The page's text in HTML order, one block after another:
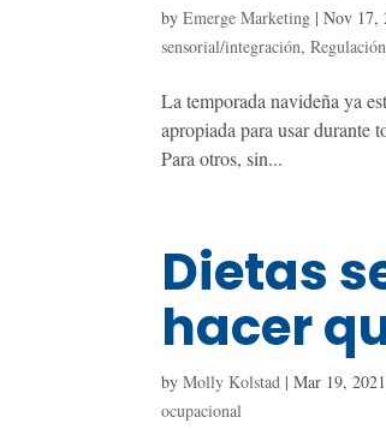
byEmerge Marketing |Nov 17,
sensorial/integración,
La temporada navideña ya
apropiada para usar durante
Para otros, sin...
Dietas
hacer
byMolly Kolstad |Mar 19, 2021
ocupacional